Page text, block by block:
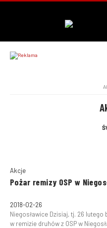
Akcje
Pożar remizy OSP w
2018-02-26
Niegosławice Dzisiaj, tj. 26
w remizie druhów z OSP w